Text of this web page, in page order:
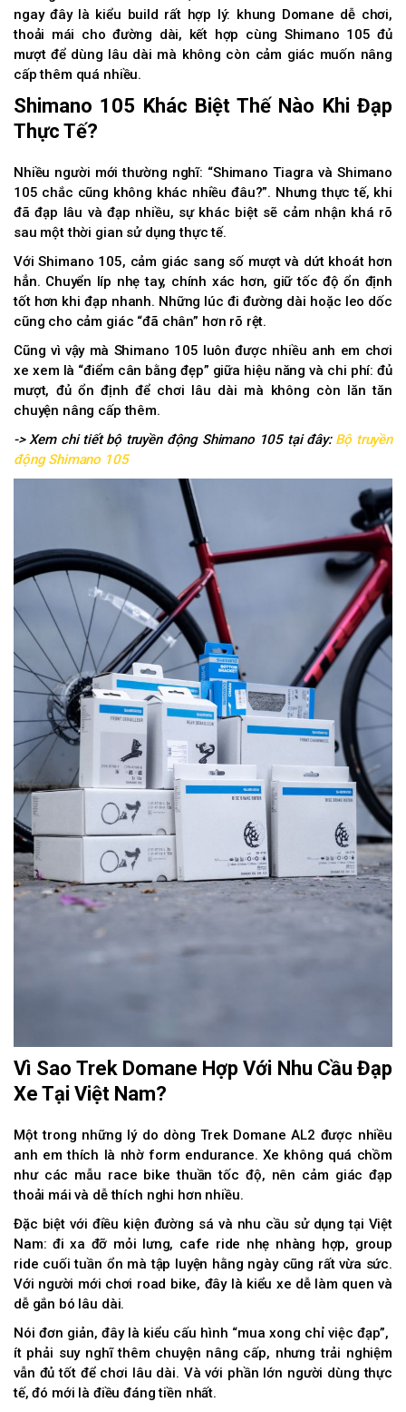
ngay đây là kiểu build rất hợp lý: khung Domane dễ chơi,
thoải mái cho đường dài, kết hợp cùng Shimano 105 đủ
mượt để dùng lâu dài mà không còn cảm giác muốn nâng
cấp thêm quá nhiều.
Shimano 105 Khác Biệt Thế Nào Khi Đạp
Thực Tế?
Nhiều người mới thường nghĩ: “Shimano Tiagra và Shimano
105 chắc cũng không khác nhiều đâu?”. Nhưng thực tế, khi
đã đạp lâu và đạp nhiều, sự khác biệt sẽ cảm nhận khá rõ
sau một thời gian sử dụng thực tế.
Với Shimano 105, cảm giác sang số mượt và dứt khoát hơn
hẳn. Chuyển líp nhẹ tay, chính xác hơn, giữ tốc độ ổn định
tốt hơn khi đạp nhanh. Những lúc đi đường dài hoặc leo dốc
cũng cho cảm giác “đã chân” hơn rõ rệt.
Cũng vì vậy mà Shimano 105 luôn được nhiều anh em chơi
xe xem là “điểm cân bằng đẹp” giữa hiệu năng và chi phí: đủ
mượt, đủ ổn định để chơi lâu dài mà không còn lăn tăn
chuyện nâng cấp thêm.
-> Xem chi tiết bộ truyền động Shimano 105 tại đây:Bộ truyền
động Shimano 105
Vì Sao Trek Domane Hợp Với Nhu Cầu Đạp
Xe Tại Việt Nam?
Một trong những lý do dòng Trek Domane AL2 được nhiều
anh em thích là nhờ form endurance. Xe không quá chồm
như các mẫu race bike thuần tốc độ, nên cảm giác đạp
thoải mái và dễ thích nghi hơn nhiều.
Đặc biệt với điều kiện đường sá và nhu cầu sử dụng tại Việt
Nam: đi xa đỡ mỏi lưng, cafe ride nhẹ nhàng hợp, group
ride cuối tuần ổn mà tập luyện hằng ngày cũng rất vừa sức.
Với người mới chơi road bike, đây là kiểu xe dễ làm quen và
dễ gắn bó lâu dài.
Nói đơn giản, đây là kiểu cấu hình “mua xong chỉ việc đạp”,
ít phải suy nghĩ thêm chuyện nâng cấp, nhưng trải nghiệm
vẫn đủ tốt để chơi lâu dài. Và với phần lớn người dùng thực
tế, đó mới là điều đáng tiền nhất.